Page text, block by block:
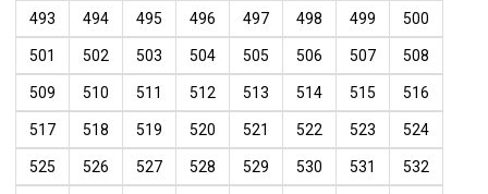
493 494 495 496 497 498 499 500
501 502 503 504 505 506 507 508
509 510 511 512 513 514 515 516
517 518 519 520 521 522 523 524
525 526 527 528 529 530 531 532